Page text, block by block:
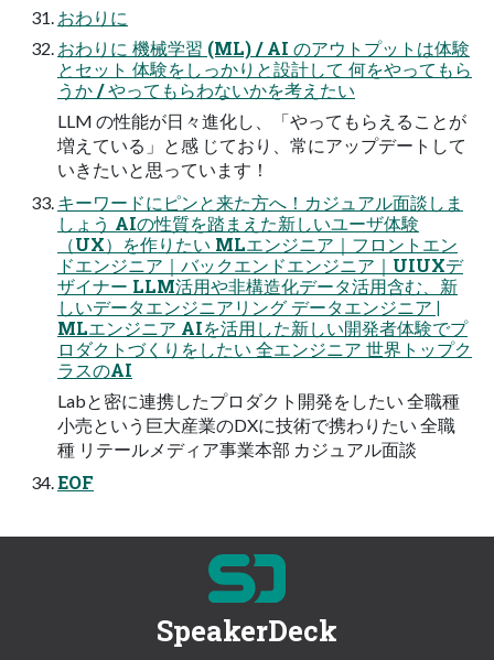
おわりに
おわりに 機械学習 (ML) / AI のアウトプットは体験
とセット 体験をしっかりと設計して 何をやってもら
うか / やってもらわないかを考えたい
LLM の性能が日々進化し、「やってもらえることが
増えている」と感 じており、常にアップデートして
いきたいと思っています！
キーワードにピンと来た方へ！カジュアル面談しま
しょう AIの性質を踏まえた新しいユーザ体験
（UX）を作りたい MLエンジニア｜フロントエン
ドエンジニア｜バックエンドエンジニア｜UIUXデ
ザイナー LLM活用や非構造化データ活用含む、新
しいデータエンジニアリング データエンジニア |
MLエンジニア AIを活用した新しい開発者体験でプ
ロダクトづくりをしたい 全エンジニア 世界トップク
ラスのAI
Labと密に連携したプロダクト開発をしたい 全職種
小売という巨大産業のDXに技術で携わりたい 全職
種 リテールメディア事業本部 カジュアル面談
EOF
SpeakerDeck